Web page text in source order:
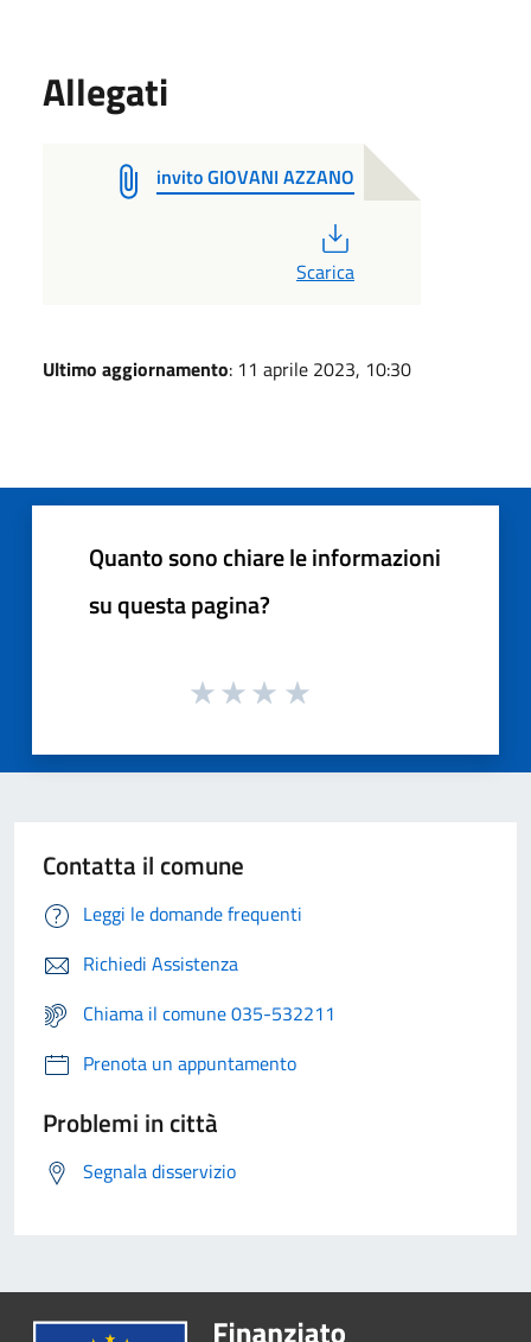
Allegati
invito GIOVANI AZZANO
Scarica
Ultimo aggiornamento: 11 aprile 2023, 10:30
Quanto sono chiare le informazioni
su questa pagina?
Contatta il comune
Leggi le domande frequenti
Richiedi Assistenza
Chiama il comune 035-532211
Prenota un appuntamento
Problemi in città
Segnala disservizio